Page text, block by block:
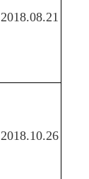
2018.08.21
2018.10.26